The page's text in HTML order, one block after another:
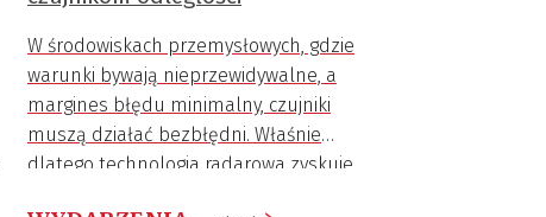
W środowiskach przemysłowych, gdzie
warunki bywają nieprzewidywalne, a
margines błędu minimalny, czujniki
muszą działać bezbłędni. Właśnie
dlatego technologia radarowa zyskuje